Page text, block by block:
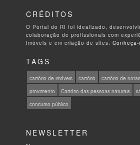
CRÉDITOS
O Portal do RI foi idealizado,
colaboração de profissionais com
Imóveis e em criação de sites.Conheça-
TAGS
cartório de imóveis cartório cartório de notas
provimento
Cartório das pessoas naturais
concurso público
NEWSLETTER